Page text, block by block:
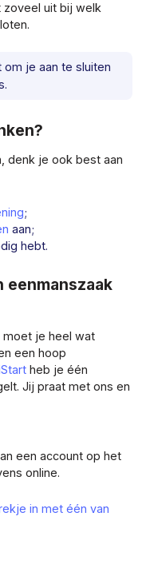
zoveel uit bij welk
je aan te sluiten
denk je ook best aan
;
aan;
hebt.
eenmanszaak
moet je heel wat
een hoop
heb je één
Jij praat met ons en
een account op het
online.
in met één van